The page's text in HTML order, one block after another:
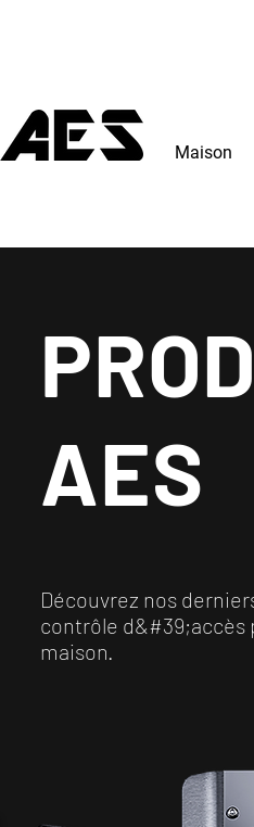
Maison
AES
Découvrez nos
contrôle d&#39;accès
maison.